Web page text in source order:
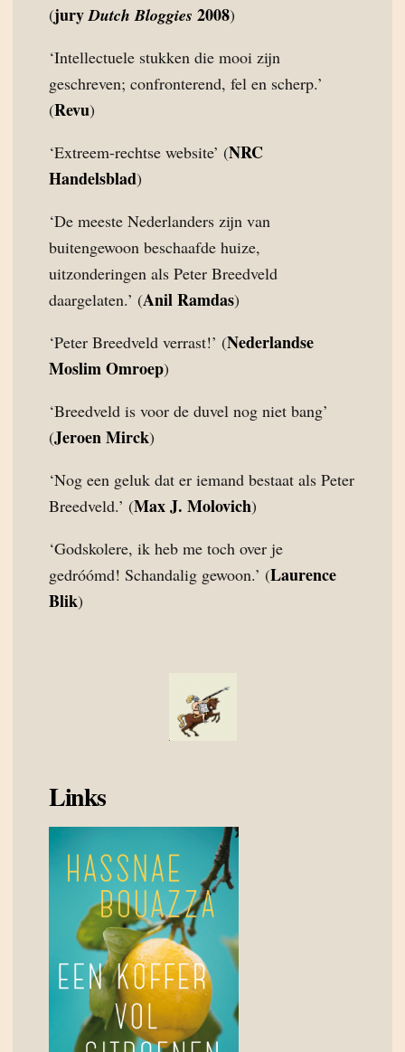
(juryDutch Bloggies 2008)
‘Intellectuele stukken die mooi zijn
geschreven; confronterend, fel en scherp.’
(Revu)
‘Extreem-rechtse website’ (NRC
Handelsblad)
‘De meeste Nederlanders zijn van
buitengewoon beschaafde huize,
uitzonderingen als Peter Breedveld
daargelaten.’ (Anil Ramdas)
‘Peter Breedveld verrast!’ (Nederlandse
Moslim Omroep)
‘Breedveld is voor de duvel nog niet bang’
(Jeroen Mirck)
‘Nog een geluk dat er iemand bestaat als Peter
Breedveld.’ (Max J. Molovich)
‘Godskolere, ik heb me toch over je
gedróómd! Schandalig gewoon.’ (Laurence
Blik)
Links